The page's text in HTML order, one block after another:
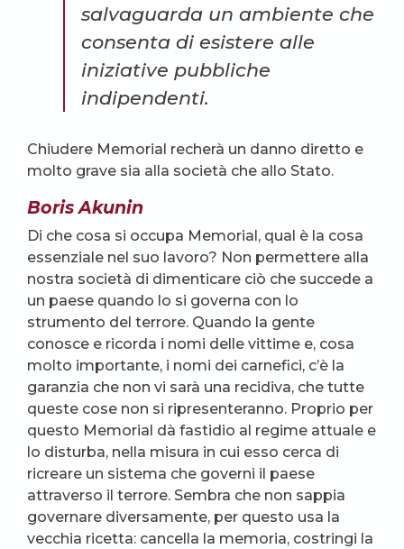
salvaguarda un ambiente che
consenta di esistere alle
iniziative pubbliche
indipendenti.
Chiudere Memorial recherà un danno diretto e
molto grave sia alla società che allo Stato.
Boris Akunin
Di che cosa si occupa Memorial, qual è la cosa
essenziale nel suo lavoro? Non permettere alla
nostra società di dimenticare ciò che succede a
un paese quando lo si governa con lo
strumento del terrore. Quando la gente
conosce e ricorda i nomi delle vittime e, cosa
molto importante, i nomi dei carnefici, c’è la
garanzia che non vi sarà una recidiva, che tutte
queste cose non si ripresenteranno. Proprio per
questo Memorial dà fastidio al regime attuale e
lo disturba, nella misura in cui esso cerca di
ricreare un sistema che governi il paese
attraverso il terrore. Sembra che non sappia
governare diversamente, per questo usa la
vecchia ricetta: cancella la memoria, costringi la